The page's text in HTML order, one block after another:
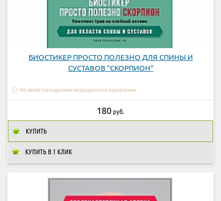
БИОСТИКЕР ПРОСТО ПОЛЕЗНО ДЛЯ СПИНЫ И
СУСТАВОВ "СКОРПИОН"
Не является изделием медицинского назначения
КУПИТЬ В 1 КЛИК
180 руб.
КУПИТЬ